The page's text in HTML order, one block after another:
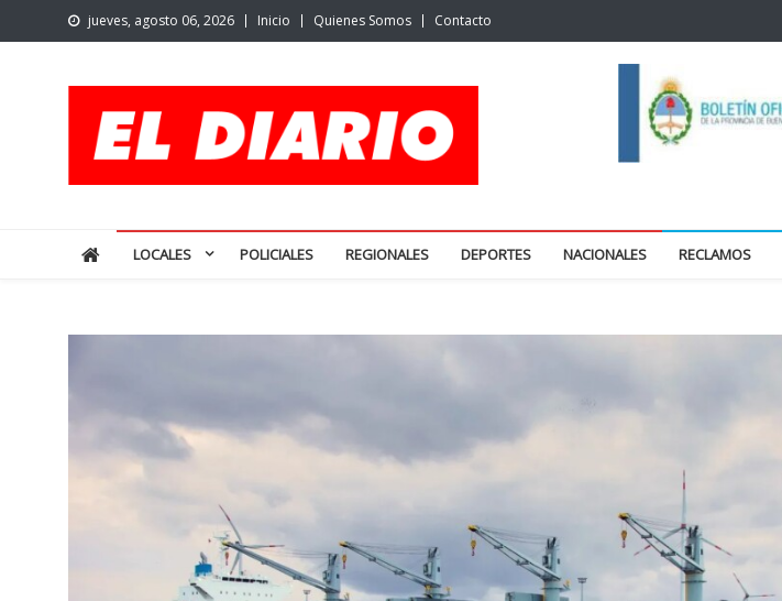
to
jueves, agosto 06, 2026 Inicio Quienes Somos Contacto
LOCALES POLICIALES REGIONALES DEPORTES NACIONALES RECLAMOS